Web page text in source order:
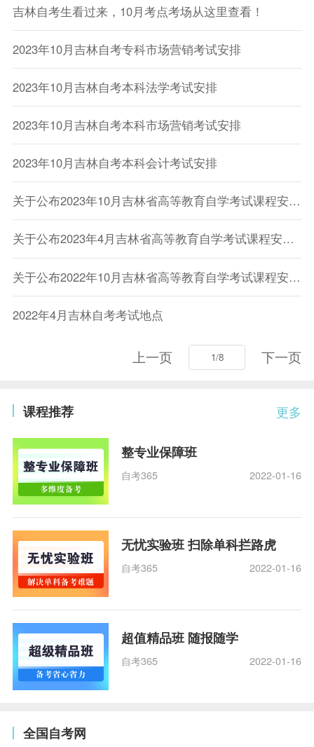
吉林自考生看过来，10月考点考场从这里查看！
2023年10月吉林自考专科市场营销考试安排
2023年10月吉林自考本科法学考试安排
2023年10月吉林自考本科市场营销考试安排
2023年10月吉林自考本科会计考试安排
关于公布2023年10月吉林省高等教育自学考试课程安排及使用教材目录的通知
关于公布2023年4月吉林省高等教育自学考试课程安排的通知
关于公布2022年10月吉林省高等教育自学考试课程安排的通知
2022年4月吉林自考考试地点
上一页 下一页
更多
课程推荐
整专业保障班
自考365 2022-01-16
无忧实验班 扫除单科拦路虎
自考365 2022-01-16
超值精品班 随报随学
自考365 2022-01-16
全国自考网